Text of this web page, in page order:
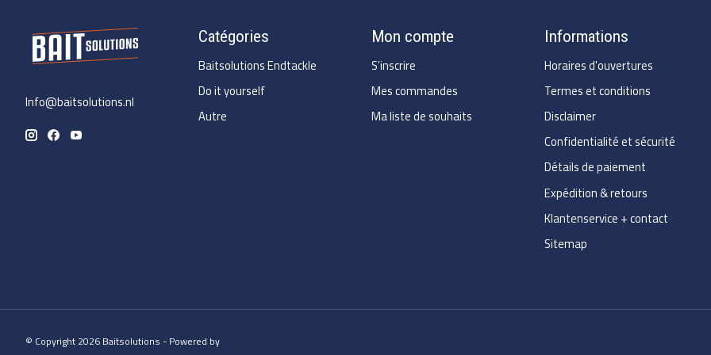
Info@baitsolutions.nl
Catégories
Baitsolutions Endtackle
Do it yourself
Autre
Mon compte
S'inscrire
Mes commandes
Ma liste de souhaits
Informations
Horaires d'ouvertures
Termes et conditions
Disclaimer
Confidentialité et sécurité
Détails de paiement
Expédition & retours
Klantenservice + contact
Sitemap
© Copyright 2026 Baitsolutions - Powered by